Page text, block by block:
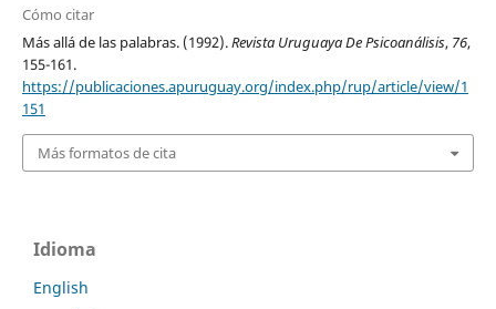
Cómo citar
Más allá de las palabras. (1992).Revista Uruguaya De Psicoanálisis, 76,
155-161.
https://publicaciones.apuruguay.org/index.php/rup/article/view/1
151
Más formatos de cita
Idioma
English